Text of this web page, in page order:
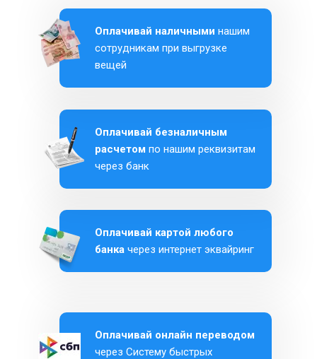
Оплачивай онлайн переводом
через Систему быстрых
Оплачивай картой любого
банка через интернет эквайринг
Оплачивай безналичным
расчетом по нашим реквизитам
через банк
Оплачивай наличными нашим
сотрудникам при выгрузке
вещей